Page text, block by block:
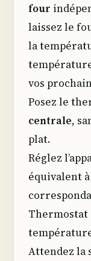
four
laissez le
la
vos
Posez le
centrale,
plat.
Réglez
équivalent à
Thermostat
Attendez la